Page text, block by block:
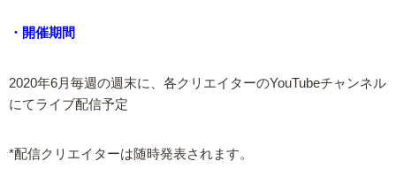
・開催期間
2020年6月毎週の週末に、各クリエイターのYouTubeチャンネル
にてライブ配信予定
*配信クリエイターは随時発表されます。